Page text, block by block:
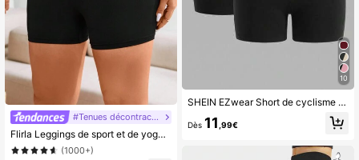
#Tenues décontractées
Flirla Leggings de sport et de yoga noirs extensibles et levant la taille pour femmes grandes tailles
(1000+)
10
SHEIN EZwear Short de cyclisme taille haute de couleur unie pour femmes grandes tailles, décontracté, sport, usage quotidien
Dès 11 ,99€